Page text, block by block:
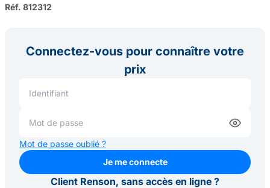
Réf. 812312
Connectez-vous pour connaître votre
prix
Mot de passe oublié ?
Je me connecte
Je me connecte
Client Renson, sans accès en ligne ?